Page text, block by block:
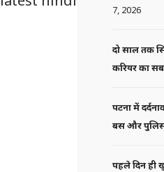
7, 2026
दो साल तक
करियर का
पटना में
बस और
पहले दिन ही